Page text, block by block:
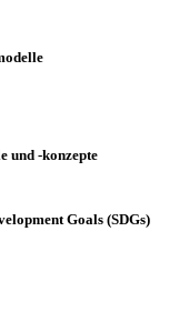
und -konzepte
Goals (SDGs)